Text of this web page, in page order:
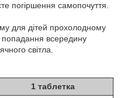
погіршення самопочуття.
для дітей прохолодному
попадання всередину
світла.
1 таблетка